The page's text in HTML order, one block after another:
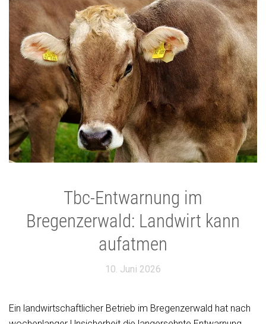
Tbc-Entwarnung im
Bregenzerwald: Landwirt kann
aufatmen
10. Juni 2026
Ein landwirtschaftlicher Betrieb im Bregenzerwald hat nach